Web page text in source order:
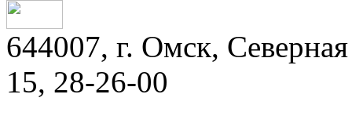
644007, г. Омск,
15, 28-26-00